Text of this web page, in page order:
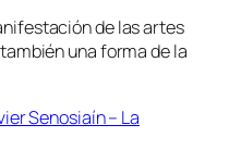
de las artes
una forma de la
Senosiaín – La